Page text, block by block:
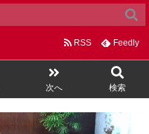
次へ 検索
RSS Feedly